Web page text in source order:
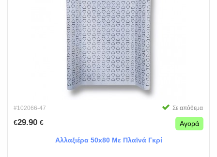
#102066-47 Σε απόθεμα
€29.90 € Αγορά
Αλλαξιέρα 50x80 Με Πλαϊνά Γκρί